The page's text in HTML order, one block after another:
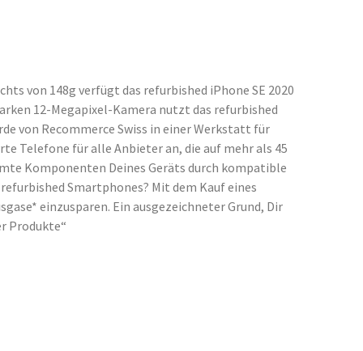
von 148g verfügt das refurbished iPhone SE 2020
12-Megapixel-Kamera nutzt das refurbished
von Recommerce Swiss in einer Werkstatt für
Telefone für alle Anbieter an, die auf mehr als 45
Komponenten Deines Geräts durch kompatible
Smartphones? Mit dem Kauf eines
einzusparen. Ein ausgezeichneter Grund, Dir
Produkte“